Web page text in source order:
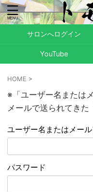
サロンへログイン
YouTube
HOME >
※「ユーザー名または
メールで送られてきた
ユーザー名またはメー
パスワード